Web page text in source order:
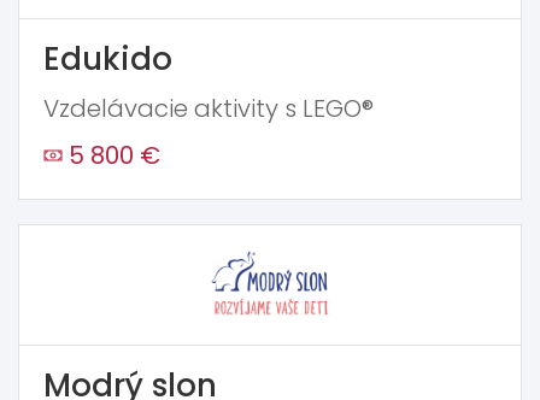
Edukido
Vzdelávacie aktivity s LEGO®
5 800 €
Modrý slon